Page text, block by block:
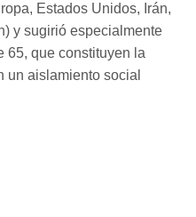
Estados Unidos, Irán,
y sugirió especialmente
65, que constituyen la
un aislamiento social